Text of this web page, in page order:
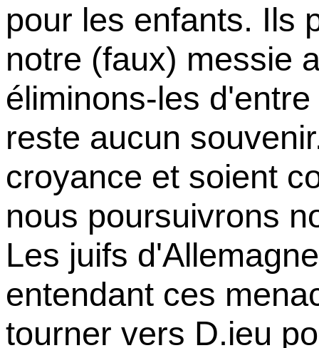
pour les enfants. Ils
notre (faux) messie
éliminons-les
reste aucun
croyance et soient
nous poursuivrons
Les juifs
entendant ces
tourner vers D.ieu